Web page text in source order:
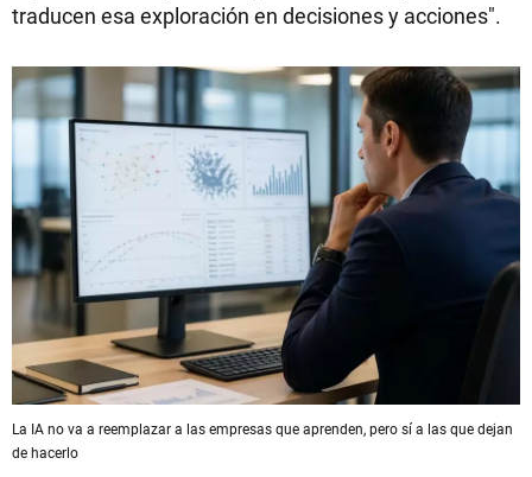
traducen esa exploración en decisiones y acciones".
La IA no va a reemplazar a las empresas que aprenden, pero sí a las que dejan
de hacerlo